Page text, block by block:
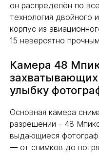
он распределён по
технология двойного
корпус из
15 невероятно
Камера 48
улыбку
Основная камера
разрешении - 48
выдающиеся
— от снимков до